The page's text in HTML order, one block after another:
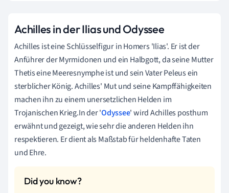
Achilles in der Ilias und Odyssee
Achilles ist eine Schlüsselfigur in Homers 'Ilias'. Er ist der
Anführer der Myrmidonen und ein Halbgott, da seine Mutter
Thetis eine Meeresnymphe ist und sein Vater Peleus ein
sterblicher König. Achilles' Mut und seine Kampffähigkeiten
machen ihn zu einem unersetzlichen Helden im
Trojanischen Krieg.In der 'Odyssee' wird Achilles posthum
erwähnt und gezeigt, wie sehr die anderen Helden ihn
respektieren. Er dient als Maßstab für heldenhafte Taten
und Ehre.